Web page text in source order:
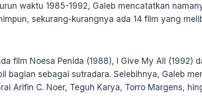
waktu 1985-1992, Galeb mencatatkan
sekurang-kurangnya ada 14 film yang
film Noesa Penida (1988), I Give My All (1992)
bagian sebagai sutradara. Selebihnya, Galeb
Arifin C. Noer, Teguh Karya, Torro Margens,